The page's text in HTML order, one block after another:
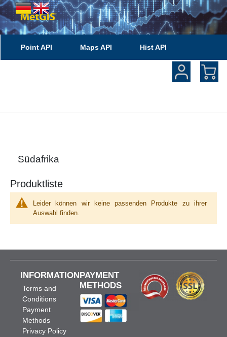
Point API Maps API Hist API
Südafrika
Produktliste
Leider können wir keine passenden Produkte zu ihrer
Auswahl finden.
INFORMATION
Terms and
Conditions
Payment
Methods
Privacy Policy
PAYMENT
METHODS